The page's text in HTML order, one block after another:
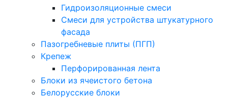
Гидроизоляционные смеси
Смеси для устройства штукатурного
фасада
Пазогребневые плиты (ПГП)
Крепеж
Перфорированная лента
Блоки из ячеистого бетона
Белорусские блоки